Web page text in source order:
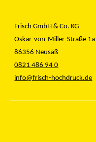
Frisch GmbH & Co. KG
Oskar-von-Miller-Straße 1a
86356 Neusäß
0821 486 94 0
info@frisch-hochdruck.de